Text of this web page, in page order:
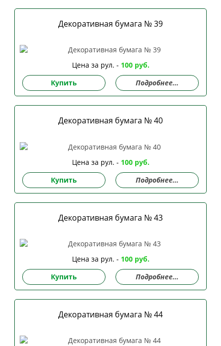
Декоративная бумага № 39
Цена за рул. - 100 руб.
Купить
Подробнее...
Декоративная бумага № 40
Цена за рул. - 100 руб.
Купить
Подробнее...
Декоративная бумага № 43
Цена за рул. - 100 руб.
Купить
Подробнее...
Декоративная бумага № 44